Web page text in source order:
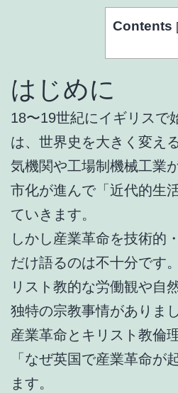
Contents
はじめに
18〜19世紀にイギリスで
は、世界史を大きく変え
気機関や工場制機械工業
市化が進んで「近代的生
ていきます。
しかし産業革命を技術的
だけ語るのは不十分です
リスト教的な労働観や自
独特の宗教事情がありま
産業革命とキリスト教倫
「なぜ英国で産業革命が
ます。